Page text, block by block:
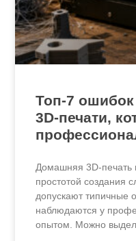
Топ-7
3D-печати,
Домашняя 3D-печать
простотой создания
допускают типичные
наблюдаются у
опытом. Можно